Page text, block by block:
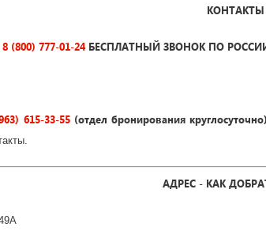
КОНТАКТЫ
8 (800) 777-01-24БЕСПЛАТНЫЙ ЗВОНОК ПО
615-33-55(отдел бронирования круглосуточно)
АДРЕС - КАК